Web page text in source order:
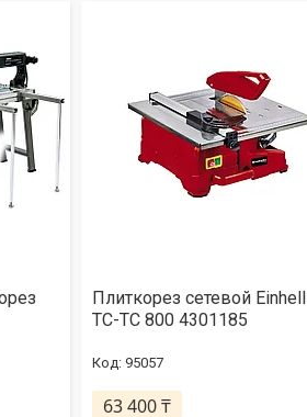
Плиткорез сетевой Einhell
TC-TC 800 4301185
95057
63 400 ₸